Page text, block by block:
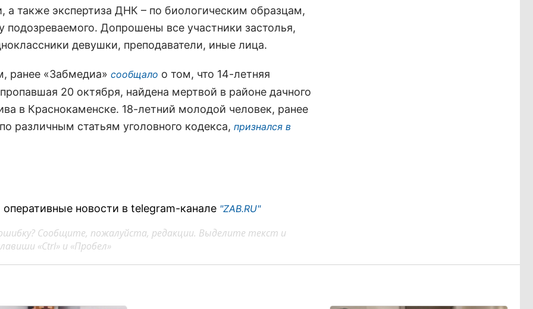
а также экспертиза ДНК – по биологическим образцам,
подозреваемого. Допрошены все участники застолья,
девушки, преподаватели, иные лица.
ранее «Забмедиа» сообщало о том, что 14-летняя
20 октября, найдена мертвой в районе дачного
в Краснокаменске. 18-летний молодой человек, ранее
различным статьям уголовного кодекса, признался в
новости в telegram-канале "ZAB.RU"
Сообщите, пожалуйста, редакции. Выделите текст и
«Ctrl» и «Пробел»